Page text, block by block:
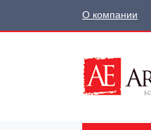
О компании